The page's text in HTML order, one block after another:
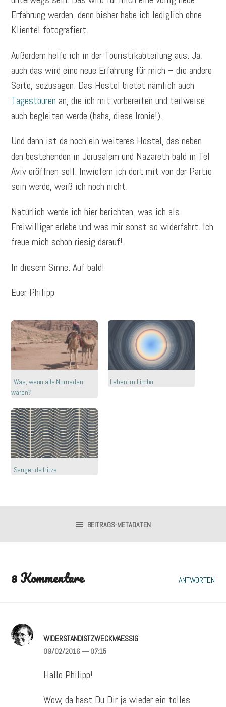
Erfahrung werden, denn bisher habe ich lediglich ohne
Klientel fotografiert.
Außerdem helfe ich in der Touristikabteilung aus. Ja,
auch das wird eine neue Erfahrung für mich – die andere
Seite, sozusagen. Das Hostel bietet nämlich auch
Tagestouren an, die ich mit vorbereiten und teilweise
auch begleiten werde (haha, diese Ironie!).
Und dann ist da noch ein weiteres Hostel, das neben
den bestehenden in Jerusalem und Nazareth bald in Tel
Aviv eröffnen soll. Inwiefern ich dort mit von der Partie
sein werde, weiß ich noch nicht.
Natürlich werde ich hier berichten, was ich als
Freiwilliger erlebe und was mir sonst so widerfährt. Ich
freue mich schon riesig darauf!
In diesem Sinne: Auf bald!
Euer Philipp
Was, wenn alle Nomaden
wären?
Leben im Limbo
Sengende Hitze
BEITRAGS-METADATEN
8 Kommentare ANTWORTEN
WIDERSTANDISTZWECKMAESSIG
09/02/2016— 07:15
Hallo Philipp!
Wow, da hast Du Dir ja wieder ein tolles